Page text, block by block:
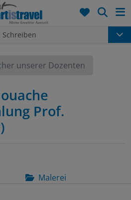
Schreiben
unserer Dozenten
Prof.
Malerei